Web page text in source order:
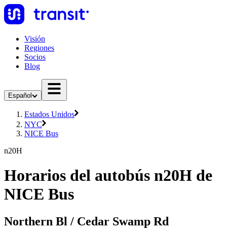
Visión
Regiones
Socios
Blog
Español
Estados Unidos
NYC
NICE Bus
n20H
Horarios del autobús n20H de
NICE Bus
Northern Bl / Cedar Swamp Rd